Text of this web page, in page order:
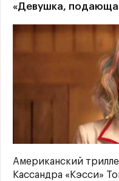
«Девушка,
Американский
Кассандра «Кэсси»